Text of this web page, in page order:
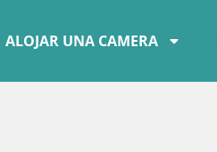
ALOJAR UNA CAMERA